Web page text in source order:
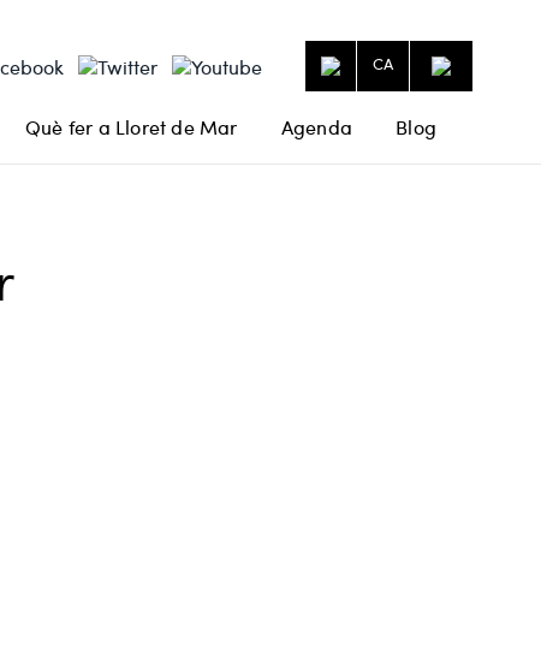
CA
Què fer a Lloret de Mar Agenda Blog